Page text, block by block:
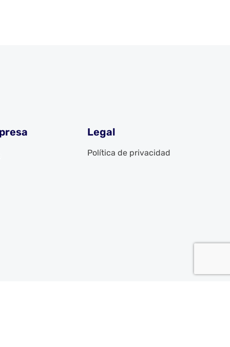
Legal
Política de privacidad